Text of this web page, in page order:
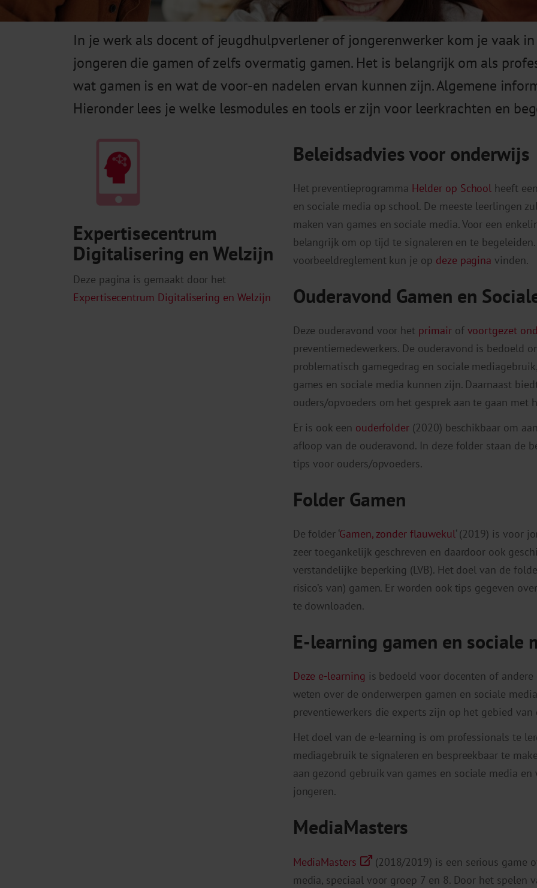
In je werk als docent of jeugdhulpverlener of jongerenwerker kom je vaak
jongeren die gamen of zelfs overmatig gamen. Het is belangrijk om als
wat gamen is en wat de voor-en nadelen ervan kunnen zijn. Algemene
Hieronder lees je welke lesmodules en tools er zijn voor leerkrachten en
Expertisecentrum
Digitalisering en Welzijn
Deze pagina is gemaakt door het
Expertisecentrum Digitalisering en Welzijn
Beleidsadvies voor onderwijs
Het preventieprogramma Helder op School heeft
en sociale media op school. De meeste leerlingen
maken van games en sociale media. Voor een
belangrijk om op tijd te signaleren en te
voorbeeldreglement kun je op deze pagina vinden.
Ouderavond Gamen en
Deze ouderavond voor het primairof voortgezet
preventiemedewerkers. De ouderavond is bedoeld
problematisch gamegedrag en sociale
games en sociale media kunnen zijn. Daarnaast
ouders/opvoeders om het gesprek aan te gaan met
Er is ook een ouderfolder (2020) beschikbaar om
afloop van de ouderavond. In deze folder staan de
tips voor ouders/opvoeders.
Folder Gamen
De folder ‘Gamen, zonder flauwekul‘ (2019) is voor
zeer toegankelijk geschreven en daardoor ook
verstandelijke beperking (LVB). Het doel van de
risico’s van) gamen. Er worden ook tips gegeven
te downloaden.
E-learning gamen en sociale
Deze e-learning is bedoeld voor docenten of
weten over de onderwerpen gamen en sociale
preventiewerkers die experts zijn op het gebied van
Het doel van de e-learning is om professionals te
mediagebruik te signaleren en bespreekbaar te
aan gezond gebruik van games en sociale media
jongeren.
MediaMasters
MediaMasters
(2018/2019) is een serious game
media, speciaal voor groep 7 en 8. Door het spelen